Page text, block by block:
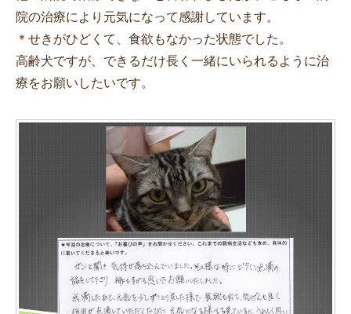
院の治療により元気になって感謝しています。
＊せきがひどくて、食欲もなかった状態でした。
高齢犬ですが、できるだけ長く一緒にいられるように治
療をお願いしたいです。